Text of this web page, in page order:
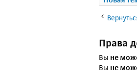
Права
Вы не
Вы не